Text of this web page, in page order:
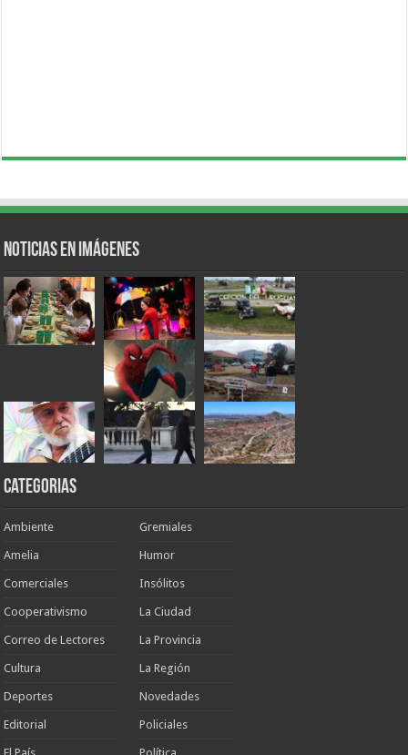
Noticias en Imágenes
Categorias
Ambiente
Amelia
Comerciales
Cooperativismo
Correo de Lectores
Cultura
Deportes
Editorial
Gremiales
Humor
Insólitos
La Ciudad
La Provincia
La Región
Novedades
Policiales